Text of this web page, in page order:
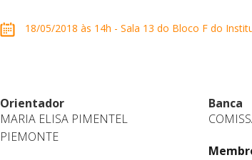
18/05/2018 às 14h - Sala 13 do Bloco F do
Orientador
MARIA ELISA PIMENTEL
PIEMONTE
Banca